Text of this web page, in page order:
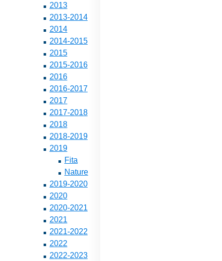
2013
2013-2014
2014
2014-2015
2015
2015-2016
2016
2016-2017
2017
2017-2018
2018
2018-2019
2019
Fita
Nature
2019-2020
2020
2020-2021
2021
2021-2022
2022
2022-2023